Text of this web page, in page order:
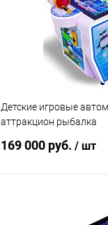
В избранное
Детские игровые
аттракцион рыбалка
169 000 руб. / шт